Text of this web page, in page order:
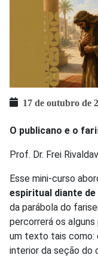
17 de outubro de
O publicano e o
Prof. Dr. Frei
Esse mini-curso
espiritual diante de
da parábola do
percorrerá os
um texto tais como:
interior da seção do